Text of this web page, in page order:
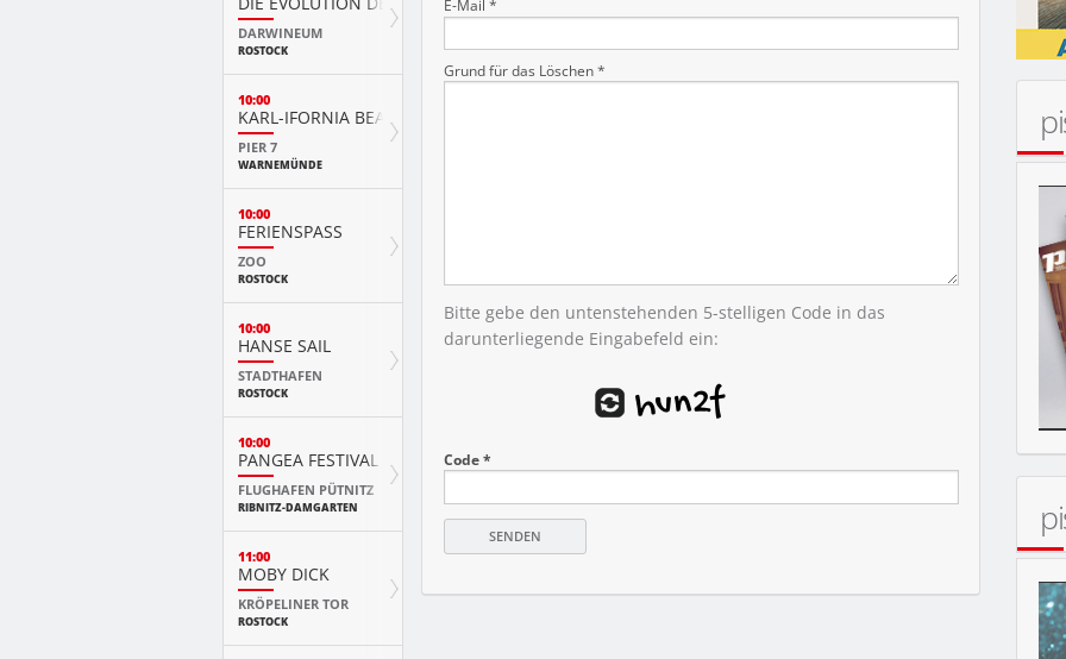
E-Mail *
Grund für das Löschen *
Bitte gebe den untenstehenden 5-stelligen Code in das
darunterliegende Eingabefeld ein:
Code *
DARWINEUM
ROSTOCK
10:00
KARL-IFORNIA BEACH SANDWELTEN
PIER 7
WARNEMÜNDE
10:00
FERIENSPASS
ZOO
ROSTOCK
10:00
HANSE SAIL
STADTHAFEN
ROSTOCK
10:00
PANGEA FESTIVAL
FLUGHAFEN PÜTNITZ
RIBNITZ-DAMGARTEN
11:00
MOBY DICK
KRÖPELINER TOR
ROSTOCK